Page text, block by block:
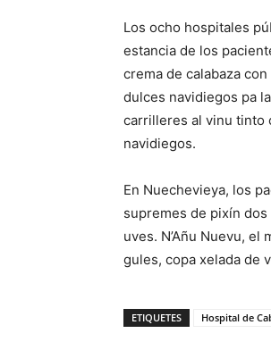
Los ocho hospitales
estancia de los
crema de calabaza
dulces navidiegos pa
carrilleres al vinu tinto
navidiegos.
En Nuechevieya, los
supremes de pixín
uves. N’Añu Nuevu,
gules, copa xelada de
ETIQUETES Hospital de